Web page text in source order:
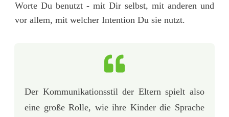
Worte Du benutzt - mit Dir selbst, mit anderen und
vor allem, mit welcher Intention Du sie nutzt.
Der Kommunikationsstil der Eltern spielt also
eine große Rolle, wie ihre Kinder die Sprache